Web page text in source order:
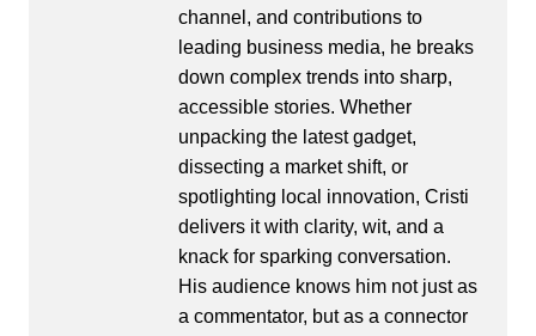
channel, and contributions to
leading business media, he breaks
down complex trends into sharp,
accessible stories. Whether
unpacking the latest gadget,
dissecting a market shift, or
spotlighting local innovation, Cristi
delivers it with clarity, wit, and a
knack for sparking conversation.
His audience knows him not just as
a commentator, but as a connector